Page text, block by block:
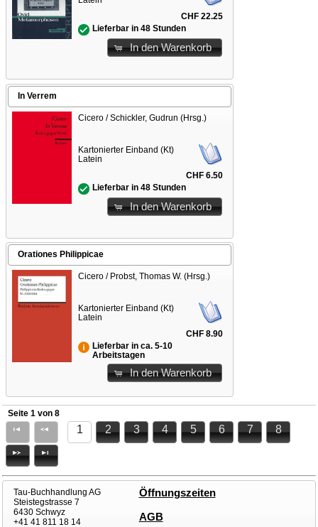
CHF 22.25
Lieferbar in 48 Stunden
In den Warenkorb
In Verrem
Cicero / Schickler, Gudrun (Hrsg.)
Kartonierter Einband (Kt)
Latein
CHF 6.50
Lieferbar in 48 Stunden
In den Warenkorb
Orationes Philippicae
Cicero / Probst, Thomas W. (Hrsg.)
Kartonierter Einband (Kt)
Latein
CHF 8.90
Lieferbar in ca. 5-10
Arbeitstagen
In den Warenkorb
Seite 1 von 8
1 2 3 4 5 6 7 8
Tau-Buchhandlung AG
Steistegstrasse 7
6430 Schwyz
+41 41 811 18 14
Öffnungszeiten
AGB